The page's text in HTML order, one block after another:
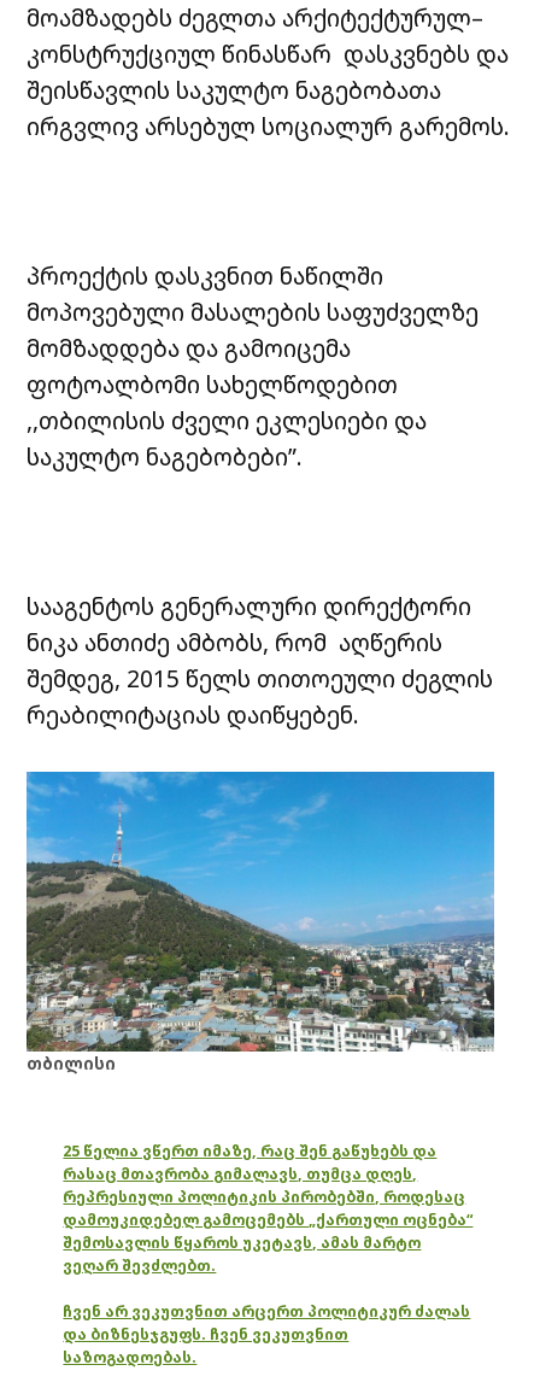
მოამზადებს ძეგლთა არქიტექტურულ–
კონსტრუქციულ წინასწარ დასკვნებს და
შეისწავლის საკულტო ნაგებობათა
ირგვლივ არსებულ სოციალურ გარემოს.
პროექტის დასკვნით ნაწილში
მოპოვებული მასალების საფუძველზე
მომზადდება და გამოიცემა
ფოტოალბომი სახელწოდებით
,,თბილისის ძველი ეკლესიები და
საკულტო ნაგებობები”.
სააგენტოს გენერალური დირექტორი
ნიკა ანთიძე ამბობს, რომ აღწერის
შემდეგ, 2015 წელს თითოეული ძეგლის
რეაბილიტაციას დაიწყებენ.
თბილისი
25 წელია ვწერთ იმაზე, რაც შენ გაწუხებს და
რასაც მთავრობა გიმალავს, თუმცა დღეს,
რეპრესიული პოლიტიკის პირობებში, როდესაც
დამოუკიდებელ გამოცემებს „ქართული ოცნება“
შემოსავლის წყაროს უკეტავს, ამას მარტო
ვეღარ შევძლებთ.
ჩვენ არ ვეკუთვნით არცერთ პოლიტიკურ ძალას
და ბიზნესჯგუფს. ჩვენ ვეკუთვნით
საზოგადოებას.